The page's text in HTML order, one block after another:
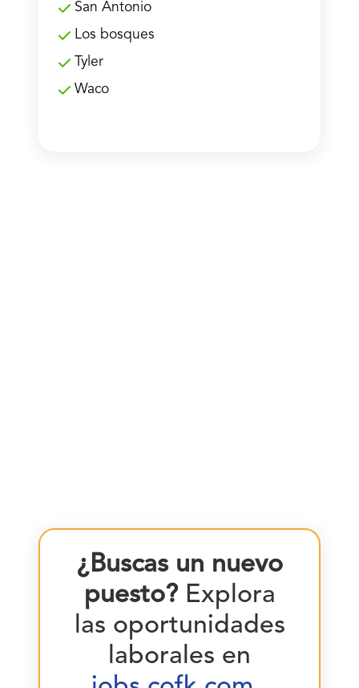
San Antonio
Los bosques
Tyler
Waco
¿Buscas un nuevo
puesto?Explora
las oportunidades
laborales en